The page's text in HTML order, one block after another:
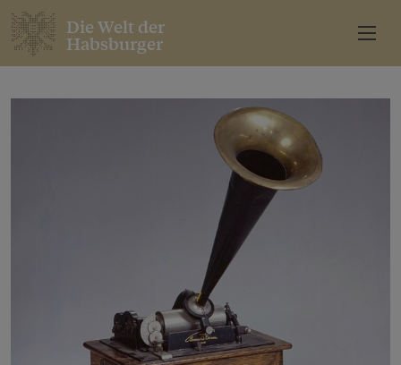
Die Welt der
Habsburger